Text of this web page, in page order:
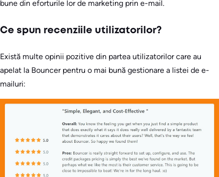
bune din eforturile lor de marketing prin e-mail.
Ce spun recenziile utilizatorilor?
Există multe opinii pozitive din partea utilizatorilor care au
apelat la Bouncer pentru o mai bună gestionare a listei de e-
mailuri: